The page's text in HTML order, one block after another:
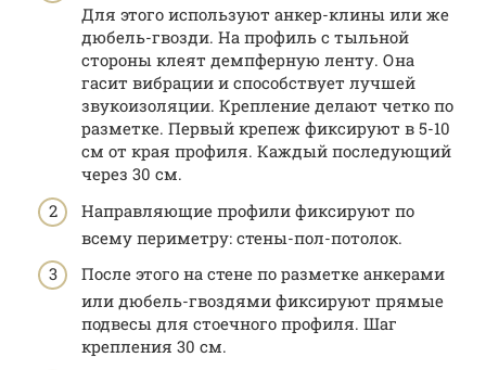
Для этого используют анкер-клины или же
дюбель-гвозди. На профиль с тыльной
стороны клеят демпферную ленту. Она
гасит вибрации и способствует лучшей
звукоизоляции. Крепление делают четко по
разметке. Первый крепеж фиксируют в 5-10
см от края профиля. Каждый последующий
через 30 см.
Направляющие профили фиксируют по
всему периметру: стены-пол-потолок.
После этого на стене по разметке анкерами
или дюбель-гвоздями фиксируют прямые
подвесы для стоечного профиля. Шаг
крепления 30 см.